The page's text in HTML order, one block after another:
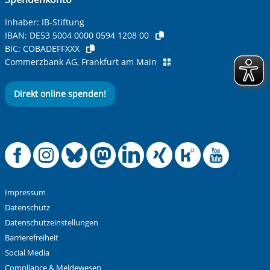
Anti-Roboter-Verifizierung
Alle Informationen zum Schutz der Daten sind sind in
unserer Datenschutzerklärung aufrufbar.
Inhaber: IB-Stiftung
IBAN: DE53 5004 0000 0594 1208 00
BIC: COBADEFFXXX
Commerzbank AG, Frankfurt am Main
Direkt online spenden!
Offizielle
Offizielle
Offizielle
Offizielle
Offizielle
Impressum
Datenschutz
Datenschutzeinstellungen
Barrierefreiheit
Social Media
Compliance & Meldewesen